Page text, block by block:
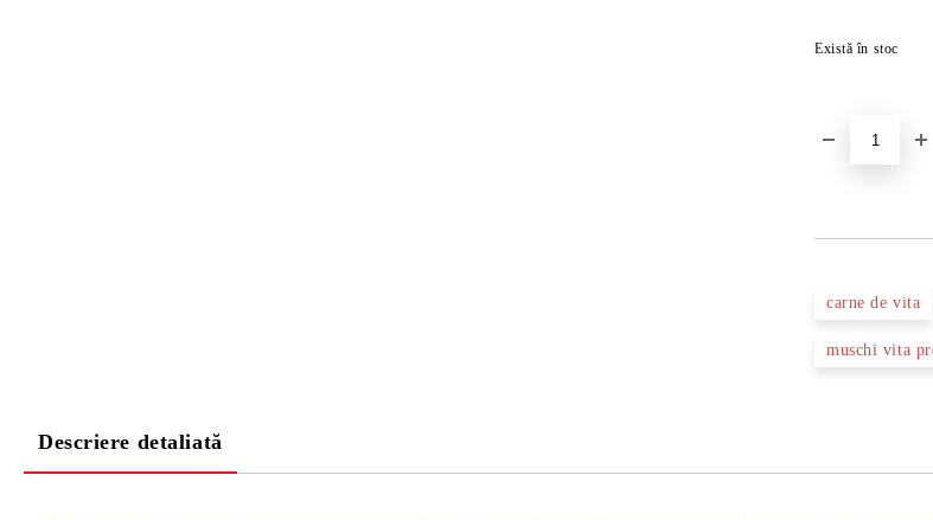
Există în stoc
carne de vita
muschi vita
Descriere detaliată